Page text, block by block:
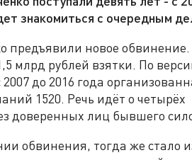
знакомиться с очередным
новое обвинение.
млрд рублей взятки. По
до 2016 года
1520. Речь идёт о четырёх
доверенных лиц бывшего
обвинения, тогда же стало